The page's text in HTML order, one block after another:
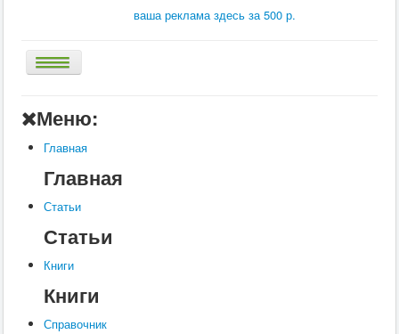
ваша реклама здесь за 500 р.
Книги
Услуги
Контакты
Шкатулки
Меню:
Главная
Главная
Статьи
Статьи
Книги
Книги
Справочник